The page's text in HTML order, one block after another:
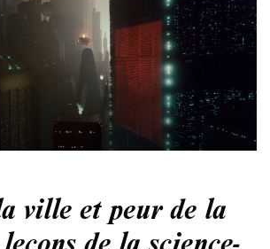
ville et peur de la
de la science-